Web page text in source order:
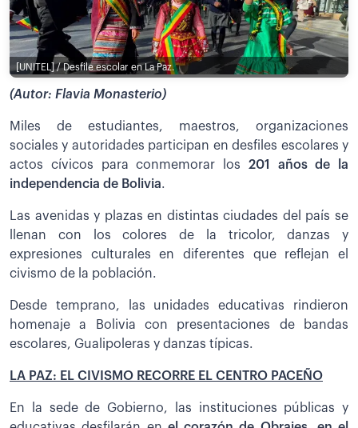
[UNITEL] / Desfile escolar en La Paz.
(Autor: Flavia Monasterio)
Miles de estudiantes, maestros, organizaciones
sociales y autoridades participan en desfiles escolares y
actos cívicos para conmemorar los 201 años de la
independencia de Bolivia.
Las avenidas y plazas en distintas ciudades del país se
llenan con los colores de la tricolor, danzas y
expresiones culturales en diferentes que reflejan el
civismo de la población.
Desde temprano, las unidades educativas rindieron
homenaje a Bolivia con presentaciones de bandas
escolares, Gualipoleras y danzas típicas.
LA PAZ: EL CIVISMO RECORRE EL CENTRO PACEÑO
En la sede de Gobierno, las instituciones públicas y